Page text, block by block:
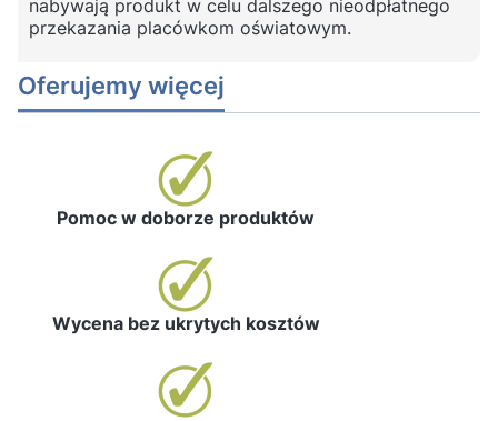
nabywają produkt w celu dalszego nieodpłatnego
przekazania placówkom oświatowym.
Oferujemy więcej
Pomoc w doborze produktów
Wycena bez ukrytych kosztów